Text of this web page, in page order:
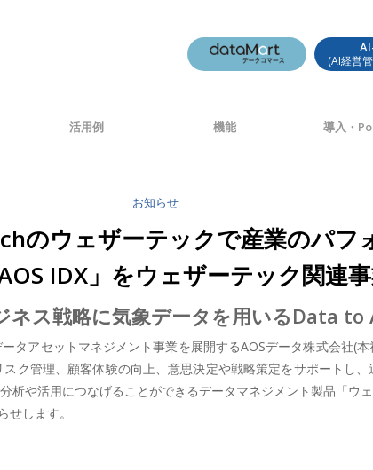
(AI経営
活用例 機能 導入・
お知らせ
のウェザーテックで産業のパフ
IDX」をウェザーテック関連
ネス戦略に気象データを用いるData to
タアセットマネジメント事業を展開するAOSデータ株式会社(
ク管理、顧客体験の向上、意思決定や戦略策定をサポートし
析や活用につなげることができるデータマネジメント製品「ウ
します。